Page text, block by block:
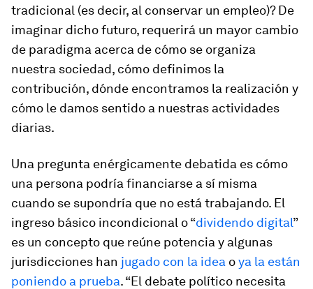
tradicional (es decir, al conservar un empleo)? De
imaginar dicho futuro, requerirá un mayor cambio
de paradigma acerca de cómo se organiza
nuestra sociedad, cómo definimos la
contribución, dónde encontramos la realización y
cómo le damos sentido a nuestras actividades
diarias.
Una pregunta enérgicamente debatida es cómo
una persona podría financiarse a sí misma
cuando se supondría que no está trabajando. El
ingreso básico incondicional o “dividendo digital”
es un concepto que reúne potencia y algunas
jurisdicciones han jugado con la idea oya la están
poniendo a prueba. “El debate político necesita